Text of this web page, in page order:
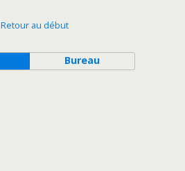
Retour au début
Bureau